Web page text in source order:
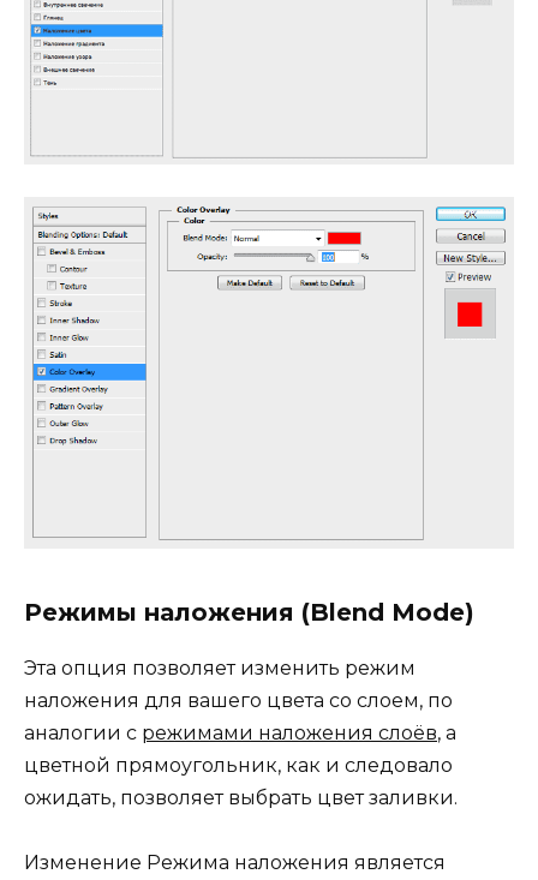
Режимы наложения (Blend Mode)
Эта опция позволяет изменить режим
наложения для вашего цвета со слоем, по
аналогии с режимами наложения слоёв, а
цветной прямоугольник, как и следовало
ожидать, позволяет выбрать цвет заливки.
Изменение Режима наложения является